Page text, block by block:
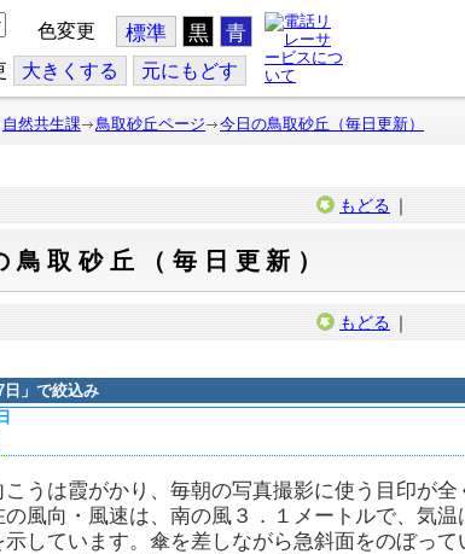
色変更 標準 黒 青
大きくする 元にもどす
自然共生課 鳥取砂丘ページ 今日の鳥取砂丘（毎日更新）
もどる ｜
鳥取砂丘（毎日更新）
もどる ｜
」で絞込み
こうは霞がかり、毎朝の写真撮影に使う目印が
の風向・風速は、南の風３．１メートルで、気
示しています。傘を差しながら急斜面をのぼっ